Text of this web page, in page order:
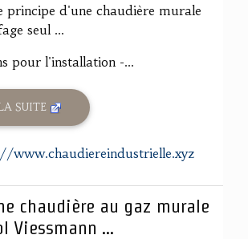
principe d'une chaudière murale
seul ...
pour l'installation -...
SUITE
www.chaudiereindustrielle.xyz
chaudière au gaz murale
Viessmann ...